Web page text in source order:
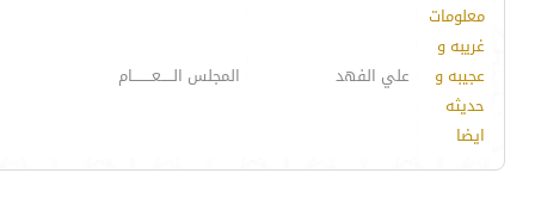
معلومات
غريبه و
عجيبه و
حديثه
ايضا
علي الفهد المجلس الـــــعــــــــام